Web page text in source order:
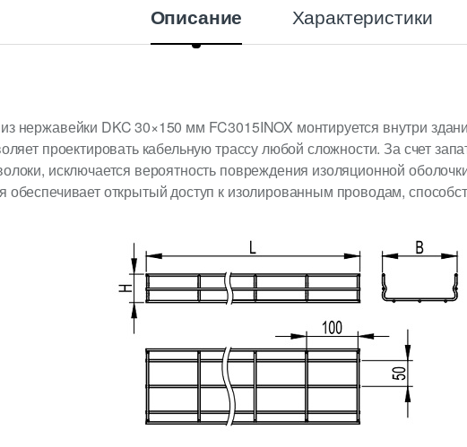
Описание Характеристики
нержавейки DKC 30×150 мм FC3015INOX монтируется внутри
проектировать кабельную трассу любой сложности. За счет
исключается вероятность повреждения изоляционной
обеспечивает открытый доступ к изолированным проводам,